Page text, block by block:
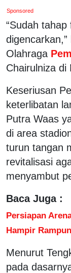
Sponsored
“Sudah
Olahraga
Chairulniza di
Keseriusan
keterlibatan
Putra Waas
di area
turun tangan
revitalisasi
menyambut
Baca Juga :
Persiapan
Hampir
Menurut
pada